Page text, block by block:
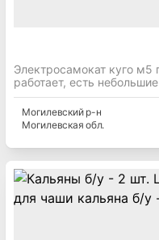
Электросамокат куго
работает, есть
Могилевскийр-н
Могилевская обл.